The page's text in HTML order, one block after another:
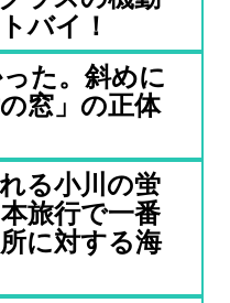
バイ！
た。斜めに
窓」の正体
る小川の蛍
旅行で一番
に対する海